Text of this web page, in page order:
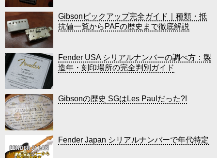
Gibsonピックアップ完全ガイド｜種類・抵
抗値一覧からPAFの歴史まで徹底解説
Fender USA シリアルナンバーの調べ方：製
造年・刻印場所の完全判別ガイド
Gibsonの歴史 SGはLes Paulだった?!
Fender Japan シリアルナンバーで年代特定